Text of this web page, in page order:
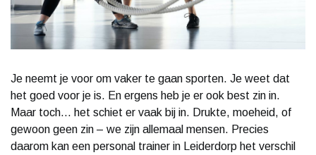
Je neemt je voor om vaker te gaan sporten. Je weet dat
het goed voor je is. En ergens heb je er ook best zin in.
Maar toch... het schiet er vaak bij in. Drukte, moeheid, of
gewoon geen zin – we zijn allemaal mensen. Precies
daarom kan een personal trainer in Leiderdorp het verschil